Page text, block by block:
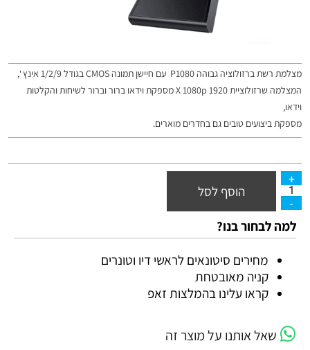
מצלמת רשת ברזולוציה גבוהה P1080 עם חיישן תמונה CMOS בגודל 1/2/9 אינץ ‘,
המצלמה שרזולוציית 1920 X 1080p מספקת וידאו ברור וברור לשיחות והקלטות
וידאו,
מספקת ביצועים טובים גם בחדרים מוארים.
הוסף לסל
למה לבחור בנו?
מחירים סיטונאים לראשי דיו וטונרים
קניה מאובטחת
קראו עלינו בהמלצות זאפ
שאל אותנו על מוצר זה